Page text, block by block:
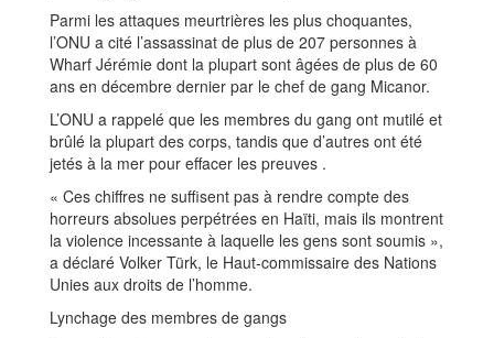
Parmi les attaques meurtrières les plus choquantes,
l’ONU a cité l’assassinat de plus de 207 personnes à
Wharf Jérémie dont la plupart sont âgées de plus de 60
ans en décembre dernier par le chef de gang Micanor.
L’ONU a rappelé que les membres du gang ont mutilé et
brûlé la plupart des corps, tandis que d’autres ont été
jetés à la mer pour effacer les preuves .
« Ces chiffres ne suffisent pas à rendre compte des
horreurs absolues perpétrées en Haïti, mais ils montrent
la violence incessante à laquelle les gens sont soumis »,
a déclaré Volker Türk, le Haut-commissaire des Nations
Unies aux droits de l’homme.
Lynchage des membres de gangs